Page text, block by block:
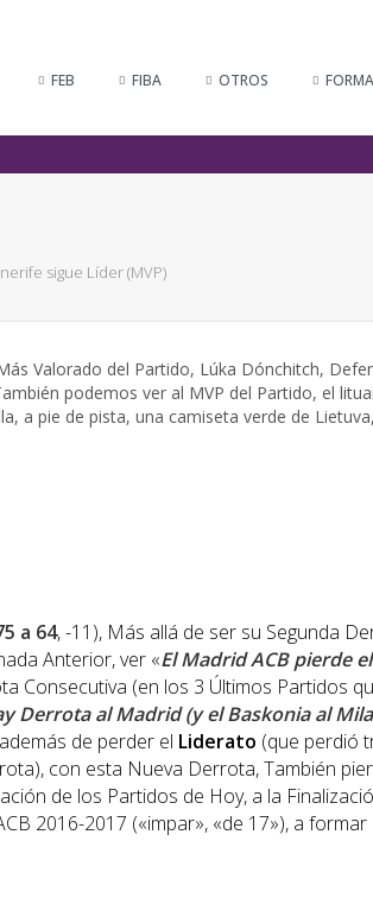
FEB FIBA OTROS
sigue Líder (MVP)
a 64, -11), Más allá de ser su Segunda
Anterior, ver «El Madrid ACB pierde el
Consecutiva (en los 3 Últimos Partidos
Derrota al Madrid (y el Baskonia al
de perder el Liderato (que perdió
con esta Nueva Derrota, También
de los Partidos de Hoy, a la
2016-2017 («impar», «de 17»), a